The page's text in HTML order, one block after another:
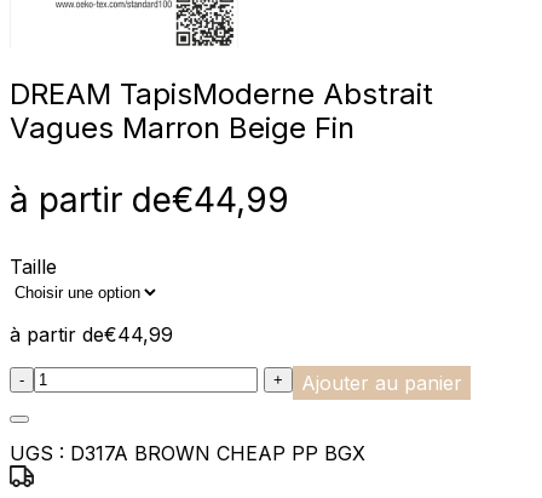
DREAM TapisModerne Abstrait
Vagues Marron Beige Fin
à partir de€44,99
Taille
à partir de€44,99
:product_name quantity
- + Ajouter au panier
UGS : D317A BROWN CHEAP PP BGX